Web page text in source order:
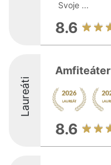
Svoje ...
8.6
Laureáti
Amfiteáter
8.6